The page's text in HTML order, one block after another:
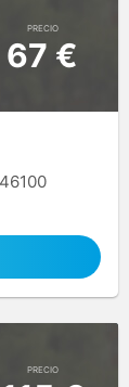
PRECIO
67 €
PRECIO